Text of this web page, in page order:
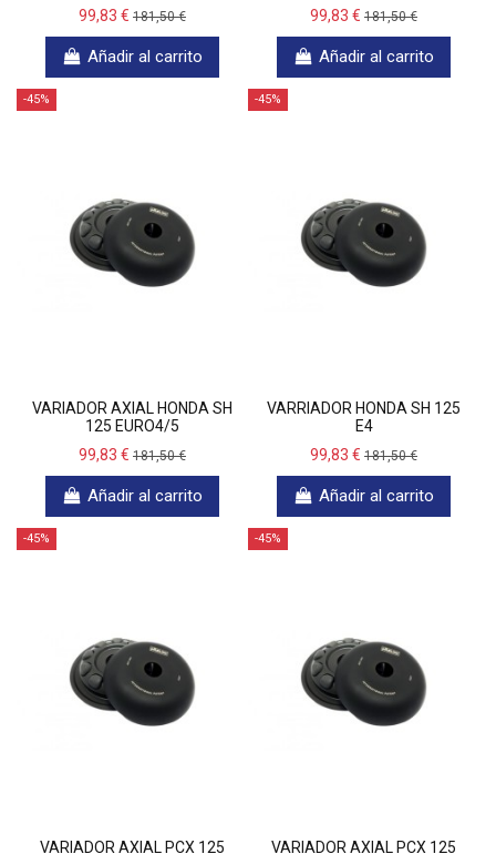
99,83 € 181,50 €
Añadir al carrito
99,83 € 181,50 €
Añadir al carrito
-45%
VARIADOR AXIAL HONDA SH
125 EURO4/5
99,83 € 181,50 €
Añadir al carrito
-45%
VARRIADOR HONDA SH 125
E4
99,83 € 181,50 €
Añadir al carrito
-45%
VARIADOR AXIAL PCX 125
-45%
VARIADOR AXIAL PCX 125